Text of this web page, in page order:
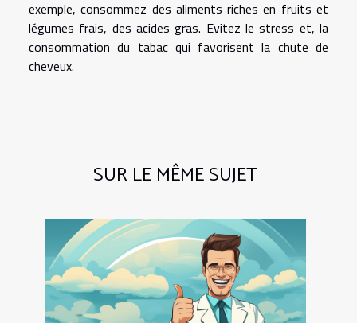
exemple, consommez des aliments riches en fruits et
légumes frais, des acides gras. Evitez le stress et, la
consommation du tabac qui favorisent la chute de
cheveux.
SUR LE MÊME SUJET